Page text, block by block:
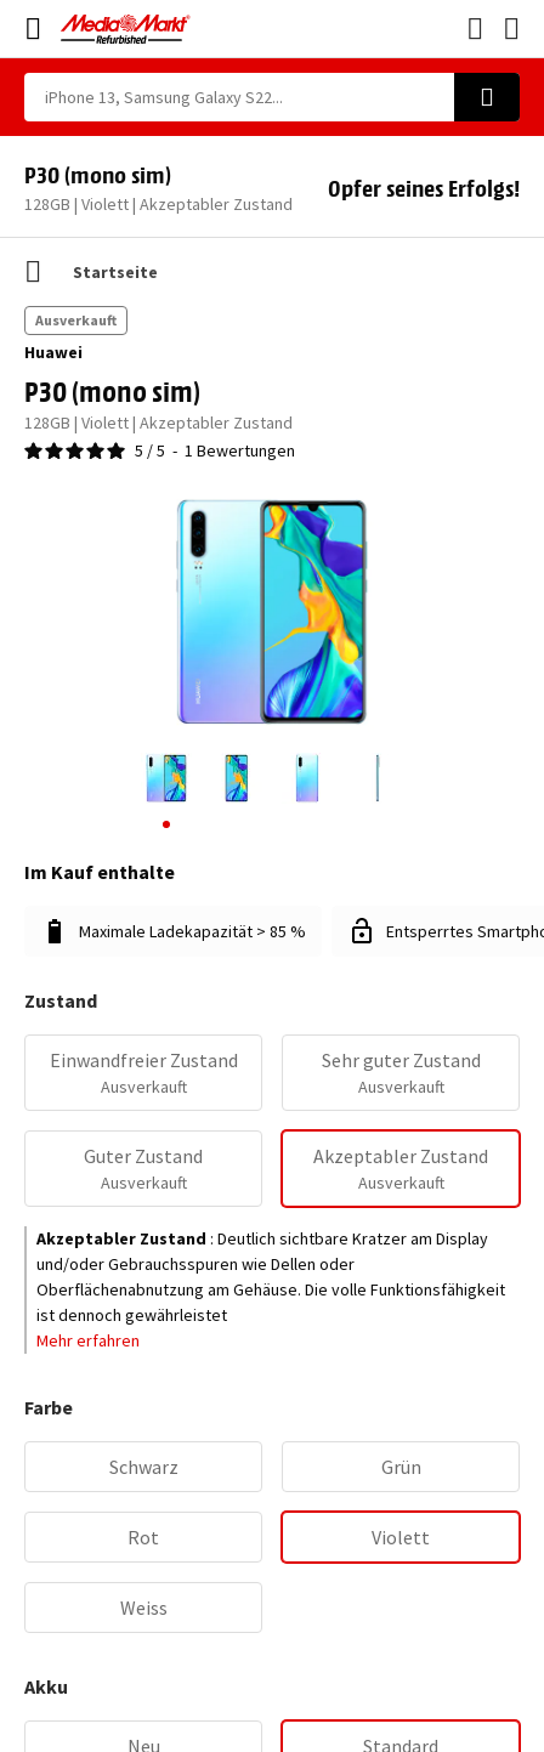
P30 (mono sim)
128GB | Violett | Akzeptabler Zustand
Opfer seines Erfolgs!
Startseite
Huawei
P30 (mono sim)
128GB | Violett | Akzeptabler Zustand
5 /5 - 1 Bewertungen
Ausverkauft
Im Kauf enthalte
Maximale Ladekapazität > 85 % Entsperrtes
Zustand
Einwandfreier Zustand
Ausverkauft
Sehr guter Zustand
Ausverkauft
Guter Zustand
Ausverkauft
Akzeptabler Zustand
Ausverkauft
Akzeptabler Zustand : Deutlich sichtbare Kratzer am Display
und/oder Gebrauchsspuren wie Dellen oder
Oberflächenabnutzung am Gehäuse. Die volle Funktionsfähigkeit
ist dennoch gewährleistet
Mehr erfahren
Farbe
Schwarz Grün
Rot Violett
Weiss
Akku
Neu Standard